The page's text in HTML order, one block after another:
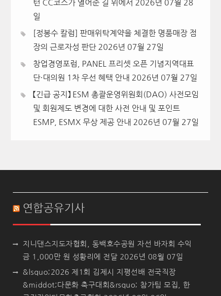
턴 CC코스가 열어준 길 위에서 2026년 07월 28
일
[정봉수 칼럼] 판매위탁계약을 체결한 명품매장 점
장의 근로자성 판단 2026년 07월 27일
창업경영포럼, PANEL 프리셋 오픈 기념지역대표
단·대의원 1차 우선 혜택 안내 2026년 07월 27일
【긴급 공지】 ESM 총괄운영위원회(DAO) 사전모임
및 회원제도 변경에 대한 사전 안내 및 포인트
ESMP, ESMX 무상 제공 안내 2026년 07월 27일
연합공유기사
지니댄스지도자협회, 동백호수공원 자선 바자회 수익
금 1,000만 원 성황리에 전달 2026년 08월 07일
&lsquo;2026 제1회 김제시 지평선배 전국직장
&middot;다문화 축구대회&rsquo; 참가팀 모집, 한